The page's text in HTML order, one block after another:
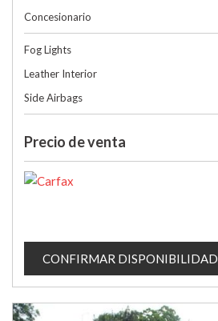
Concesionario
Fog Lights
Leather Interior
Side Airbags
Precio de venta
CONFIRMAR DISPONIBILIDAD